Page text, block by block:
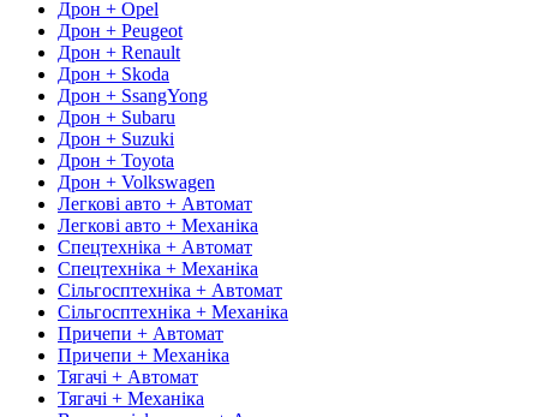
Дрон + Opel
Дрон + Peugeot
Дрон + Renault
Дрон + Skoda
Дрон + SsangYong
Дрон + Subaru
Дрон + Suzuki
Дрон + Toyota
Дрон + Volkswagen
Легкові авто + Автомат
Легкові авто + Механіка
Спецтехніка + Автомат
Спецтехніка + Механіка
Сільгосптехніка + Автомат
Сільгосптехніка + Механіка
Причепи + Автомат
Причепи + Механіка
Тягачі + Автомат
Тягачі + Механіка